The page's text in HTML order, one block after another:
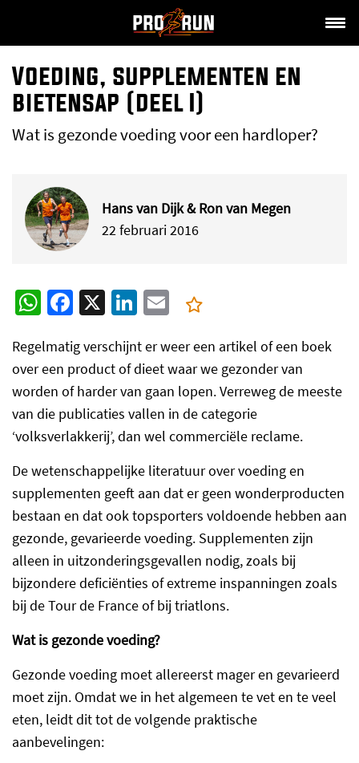
Voeding, supplementen en
bietensap (deel I)
Wat is gezonde voeding voor een hardloper?
Hans van Dijk & Ron van Megen
22 februari 2016
WhatsApp
Facebook
X LinkedIn
Email
Regelmatig verschijnt er weer een artikel of een boek
over een product of dieet waar we gezonder van
worden of harder van gaan lopen. Verreweg de meeste
van die publicaties vallen in de categorie
‘volksverlakkerij’, dan wel commerciële reclame.
De wetenschappelijke literatuur over voeding en
supplementen geeft aan dat er geen wonderproducten
bestaan en dat ook topsporters voldoende hebben aan
gezonde, gevarieerde voeding. Supplementen zijn
alleen in uitzonderingsgevallen nodig, zoals bij
bijzondere deficiënties of extreme inspanningen zoals
bij de Tour de France of bij triatlons.
Wat is gezonde voeding?
Gezonde voeding moet allereerst mager en gevarieerd
moet zijn. Omdat we in het algemeen te vet en te veel
eten, leidt dit tot de volgende praktische
aanbevelingen: